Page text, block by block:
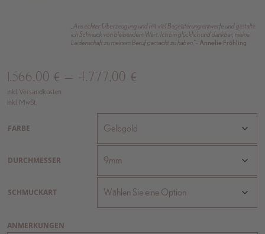
„Aus echter Überzeugung und mit viel Begeisterung entwerfe und gestalte
ich Schmuck von bleibendem Wert. Ich bin glücklich und dankbar, meine
Leidenschaft zu meinem Beruf gemacht zu haben.”- Annelie Fröhling
1.566,00 € – 4.777,00 €
inkl. Versandkosten
inkl. MwSt.
FARBE
DURCHMESSER
SCHMUCKART
ANMERKUNGEN